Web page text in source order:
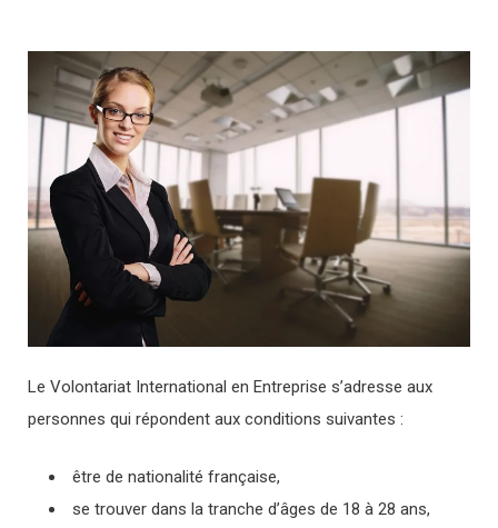
Le Volontariat International en Entreprise s’adresse aux
personnes qui répondent aux conditions suivantes :
être de nationalité française,
se trouver dans la tranche d’âges de 18 à 28 ans,